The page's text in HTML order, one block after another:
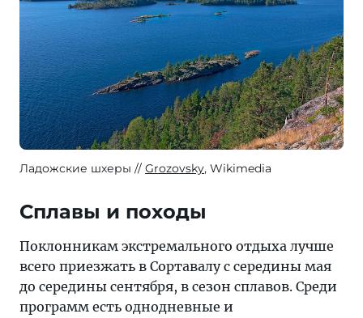
Ладожские шхеры Grozovsky, Wikimedia
Сплавы и походы
Поклонникам экстремального отдыха лучше
всего приезжать в Сортавалу с середины мая
до середины сентября, в сезон сплавов. Среди
программ есть однодневные и